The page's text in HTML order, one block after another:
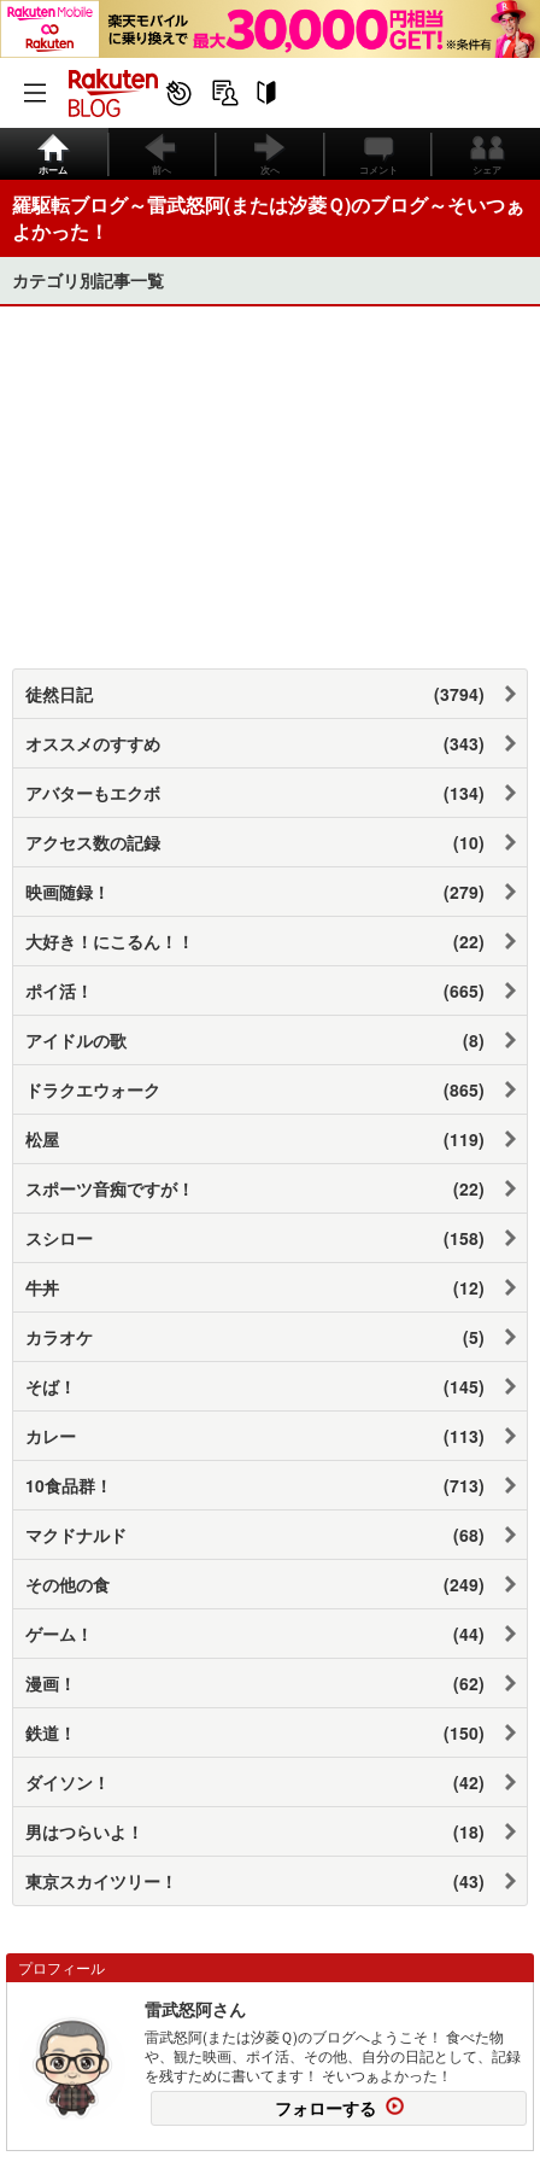
ホーム 前へ 次へ コメント シェア
羅駆転ブログ～雷武怒阿(または汐菱Ｑ)のブログ～そいつぁ
よかった！
カテゴリ別記事一覧
徒然日記 (3794)
オススメのすすめ (343)
アバターもエクボ (134)
アクセス数の記録 (10)
映画随録！ (279)
大好き！にこるん！！ (22)
ポイ活！ (665)
アイドルの歌 (8)
ドラクエウォーク (865)
松屋 (119)
スポーツ音痴ですが！ (22)
スシロー (158)
牛丼 (12)
カラオケ (5)
そば！ (145)
カレー (113)
10食品群！ (713)
マクドナルド (68)
その他の食 (249)
ゲーム！ (44)
漫画！ (62)
鉄道！ (150)
ダイソン！ (42)
男はつらいよ！ (18)
東京スカイツリー！ (43)
プロフィール
雷武怒阿さん
雷武怒阿(または汐菱Ｑ)のブログへようこそ！ 食べた物
や、観た映画、ポイ活、その他、自分の日記として、記録
を残すために書いてます！ そいつぁよかった！
フォローする